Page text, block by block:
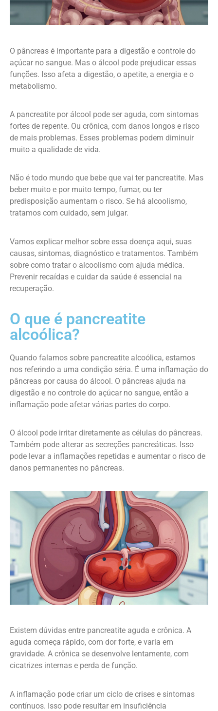
O pâncreas é importante para a digestão e controle do
açúcar no sangue. Mas o álcool pode prejudicar essas
funções. Isso afeta a digestão, o apetite, a energia e o
metabolismo.
A pancreatite por álcool pode ser aguda, com sintomas
fortes de repente. Ou crônica, com danos longos e risco
de mais problemas. Esses problemas podem diminuir
muito a qualidade de vida.
Não é todo mundo que bebe que vai ter pancreatite. Mas
beber muito e por muito tempo, fumar, ou ter
predisposição aumentam o risco. Se há alcoolismo,
tratamos com cuidado, sem julgar.
Vamos explicar melhor sobre essa doença aqui, suas
causas, sintomas, diagnóstico e tratamentos. Também
sobre como tratar o alcoolismo com ajuda médica.
Prevenir recaídas e cuidar da saúde é essencial na
recuperação.
O que é pancreatite
alcoólica?
Quando falamos sobre pancreatite alcoólica, estamos
nos referindo a uma condição séria. É uma inflamação do
pâncreas por causa do álcool. O pâncreas ajuda na
digestão e no controle do açúcar no sangue, então a
inflamação pode afetar várias partes do corpo.
O álcool pode irritar diretamente as células do pâncreas.
Também pode alterar as secreções pancreáticas. Isso
pode levar a inflamações repetidas e aumentar o risco de
danos permanentes no pâncreas.
Existem dúvidas entre pancreatite aguda e crônica. A
aguda começa rápido, com dor forte, e varia em
gravidade. A crônica se desenvolve lentamente, com
cicatrizes internas e perda de função.
A inflamação pode criar um ciclo de crises e sintomas
contínuos. Isso pode resultar em insuficiência